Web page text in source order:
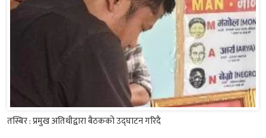
तस्बिर : प्रमुख अतिथीद्वारा बैठकको उद्घाटन गरिदै